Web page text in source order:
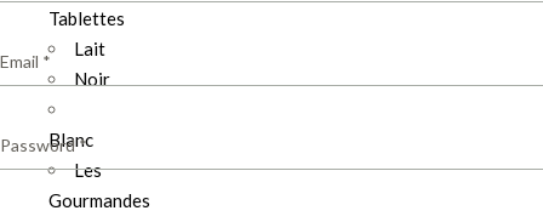
Tablettes
Lait
Noir
Blanc
Les
Gourmandes